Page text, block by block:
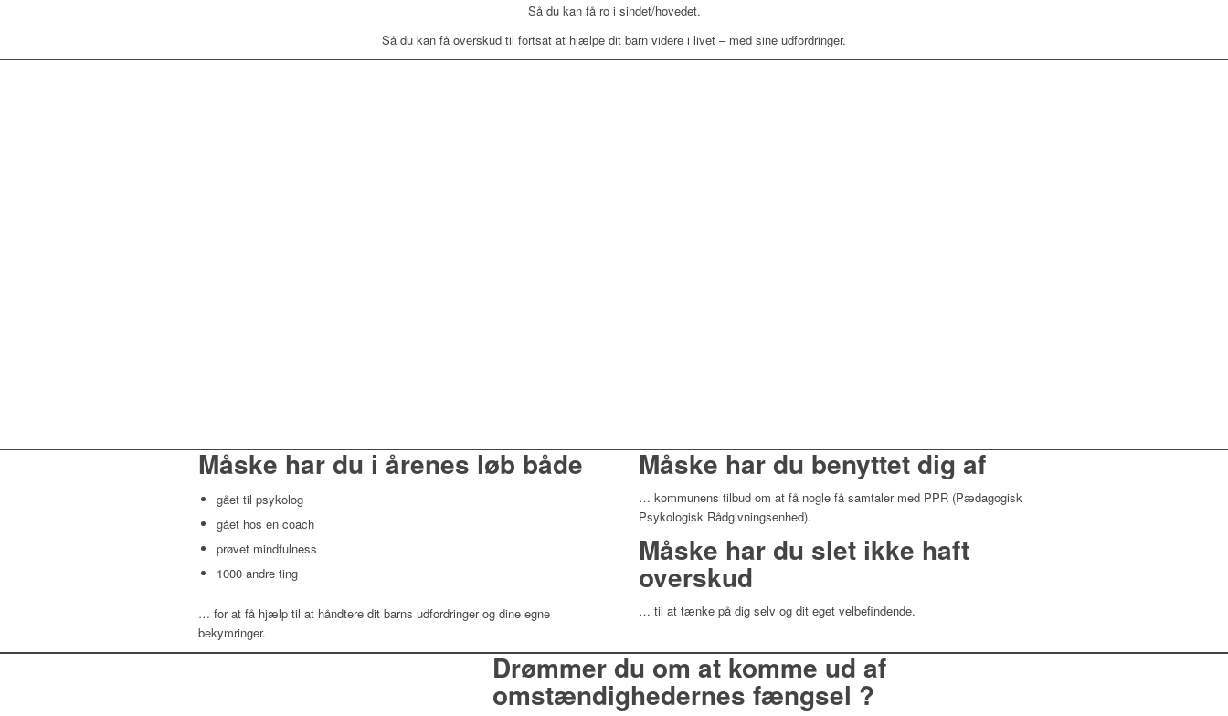
Så du kan få ro i sindet/hovedet.
Så du kan få overskud til fortsat at hjælpe dit barn videre i livet – med sine udfordringer.
Måske har du i årenes løb både
gået til psykolog
gået hos en coach
prøvet mindfulness
1000 andre ting
… for at få hjælp til at håndtere dit barns udfordringer og dine egne
bekymringer.
Måske har du benyttet dig af
… kommunens tilbud om at få nogle få samtaler med PPR (Pædagogisk
Psykologisk Rådgivningsenhed).
Måske har du slet ikke haft
overskud
… til at tænke på dig selv og dit eget velbefindende.
Drømmer du om at komme ud af
omstændighedernes fængsel ?